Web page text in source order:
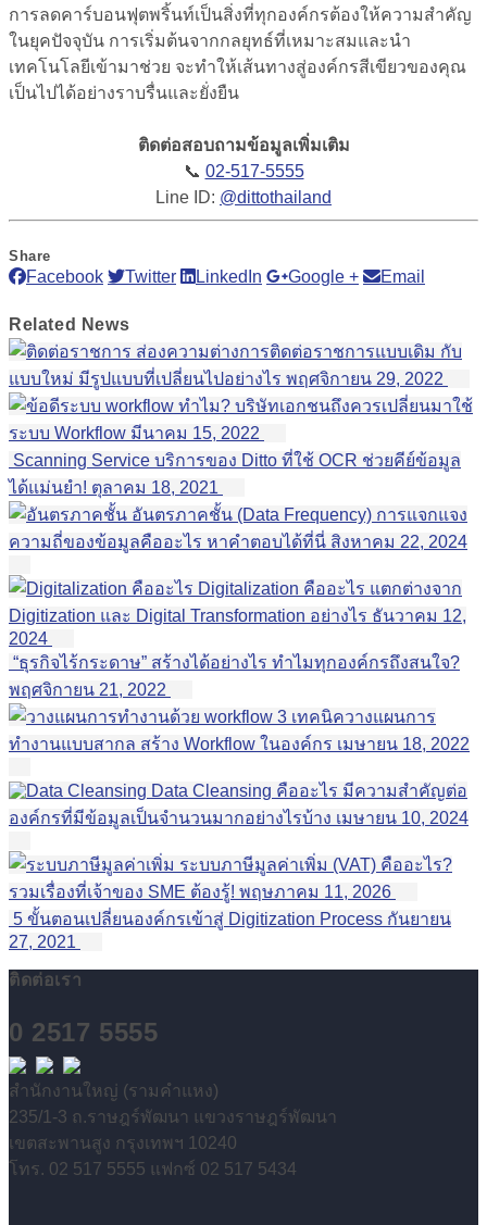
การลดคาร์บอนฟุตพริ้นท์เป็นสิ่งที่ทุกองค์กรต้องให้ความสำคัญ
ในยุคปัจจุบัน การเริ่มต้นจากกลยุทธ์ที่เหมาะสมและนำ
เทคโนโลยีเข้ามาช่วย จะทำให้เส้นทางสู่องค์กรสีเขียวของคุณ
เป็นไปได้อย่างราบรื่นและยั่งยืน
ติดต่อสอบถามข้อมูลเพิ่มเติม
📞 02-517-5555
Line ID: @dittothailand
Share
Facebook Twitter LinkedIn Google + Email
Related
News
ส่องความต่างการติดต่อราชการแบบเดิม กับ
แบบใหม่ มีรูปแบบที่เปลี่ยนไปอย่างไร พฤศจิกายน 29, 2022
ทำไม? บริษัทเอกชนถึงควรเปลี่ยนมาใช้
ระบบ Workflow มีนาคม 15, 2022
Scanning Service บริการของ Ditto ที่ใช้ OCR ช่วยคีย์ข้อมูล
ได้แม่นยำ! ตุลาคม 18, 2021
อันตรภาคชั้น (Data Frequency) การแจกแจง
ความถี่ของข้อมูลคืออะไร หาคำตอบได้ที่นี่ สิงหาคม 22, 2024
Digitalization คืออะไร แตกต่างจาก
Digitization และ Digital Transformation อย่างไร ธันวาคม 12,
2024
“ธุรกิจไร้กระดาษ” สร้างได้อย่างไร ทำไมทุกองค์กรถึงสนใจ?
พฤศจิกายน 21, 2022
3 เทคนิควางแผนการ
ทำงานแบบสากล สร้าง Workflow ในองค์กร เมษายน 18, 2022
Data Cleansing คืออะไร มีความสำคัญต่อ
องค์กรที่มีข้อมูลเป็นจำนวนมากอย่างไรบ้าง เมษายน 10, 2024
ระบบภาษีมูลค่าเพิ่ม (VAT) คืออะไร?
รวมเรื่องที่เจ้าของ SME ต้องรู้! พฤษภาคม 11, 2026
5 ขั้นตอนเปลี่ยนองค์กรเข้าสู่ Digitization Process กันยายน
27, 2021
ติดต่อเรา
0 2517 5555
สำนักงานใหญ่ (รามคำแหง)
235/1-3 ถ.ราษฎร์พัฒนา แขวงราษฎร์พัฒนา
เขตสะพานสูง กรุงเทพฯ 10240
โทร. 02 517 5555 แฟกซ์ 02 517 5434